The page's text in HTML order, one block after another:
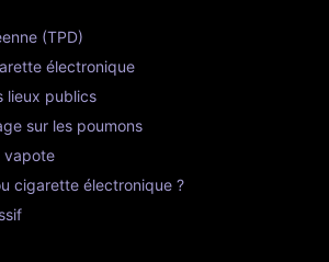
(TPD)
électronique
lieux publics
sur les poumons
vapote
cigarette électronique ?